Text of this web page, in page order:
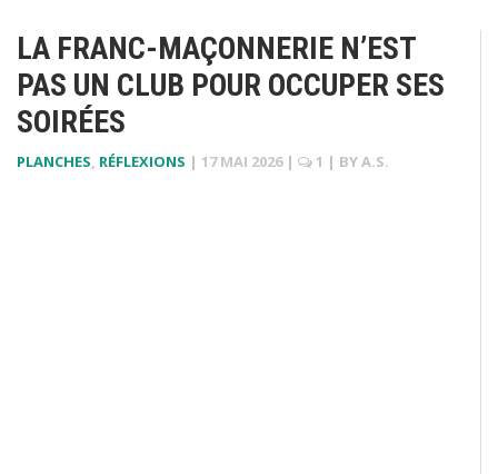
LA FRANC-MAÇONNERIE N’EST
PAS UN CLUB POUR OCCUPER SES
SOIRÉES
PLANCHES, RÉFLEXIONS | 17 MAI 2026 | 1 | BYA.S.